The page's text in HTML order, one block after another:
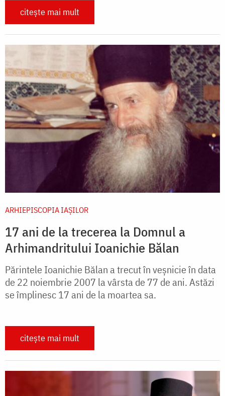
citește mai mult
ARHIEPISCOPIA IAŞILOR
17 ani de la trecerea la Domnul a
Arhimandritului Ioanichie Bălan
Părintele Ioanichie Bălan a trecut în veșnicie în data
de 22 noiembrie 2007 la vârsta de 77 de ani. Astăzi
se împlinesc 17 ani de la moartea sa.
citește mai mult